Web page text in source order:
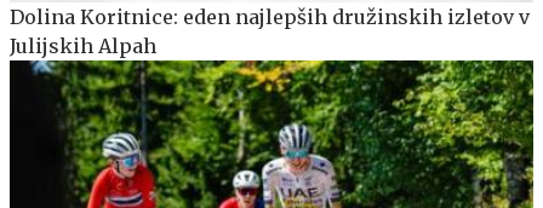
Dolina Koritnice: eden najlepših družinskih izletov v
Julijskih Alpah